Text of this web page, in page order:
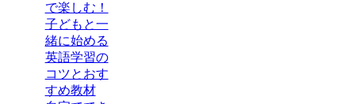
で楽しむ！
子どもと一
緒に始める
英語学習の
コツとおす
すめ教材